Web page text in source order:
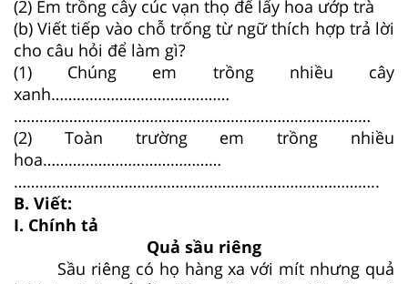
(2) Em trồng cây cúc vạn thọ để lấy hoa ướp trà
(b) Viết tiếp vào chỗ trống từ ngữ thích hợp trả lời
cho câu hỏi để làm gì?
(1) Chúng em trồng nhiều cây
xanh……………………………………
…………………………………………………………………………
(2) Toàn trường em trồng nhiều
hoa……………………………………
…………………………………………………………………………..
B. Viết:
I. Chính tả
Quả sầu riêng
Sầu riêng có họ hàng xa với mít nhưng quả